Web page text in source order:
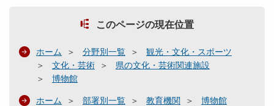
このページの現在位置
ホーム 分野別一覧
観光・文化・スポーツ
文化・芸術
県の文化・芸術関連施設
博物館
ホーム 部署別一覧 教育機関 博物館